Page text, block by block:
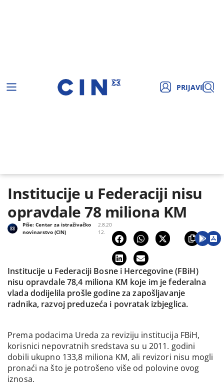
PRIJAVI
Institucije u Federaciji nisu
opravdale 78 miliona KM
2.8.20
12.
Piše:Centar za istraživačko
novinarstvo (CIN)
Institucije u Federaciji Bosne i Hercegovine (FBiH)
nisu opravdale 78,4 miliona KM koje im je federalna
vlada dodijelila prošle godine za zapošljavanje
radnika, razvoj preduzeća i povratak izbjeglica.
Prema podacima Ureda za reviziju institucija FBiH,
korisnici nepovratnih sredstava su u 2011. godini
dobili ukupno 133,8 miliona KM, ali revizori nisu mogli
pronaći na što je potrošeno više od polovine ovog
iznosa.